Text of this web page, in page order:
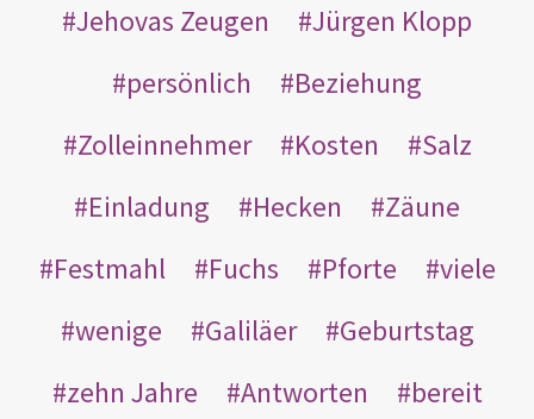
Jehovas Zeugen
Jürgen Klopp
persönlich
Beziehung
Zolleinnehmer
Kosten
Salz
Einladung
Hecken
Zäune
Festmahl
Fuchs Pforte
viele
wenige
Galiläer
Geburtstag
zehn Jahre
Antworten bereit